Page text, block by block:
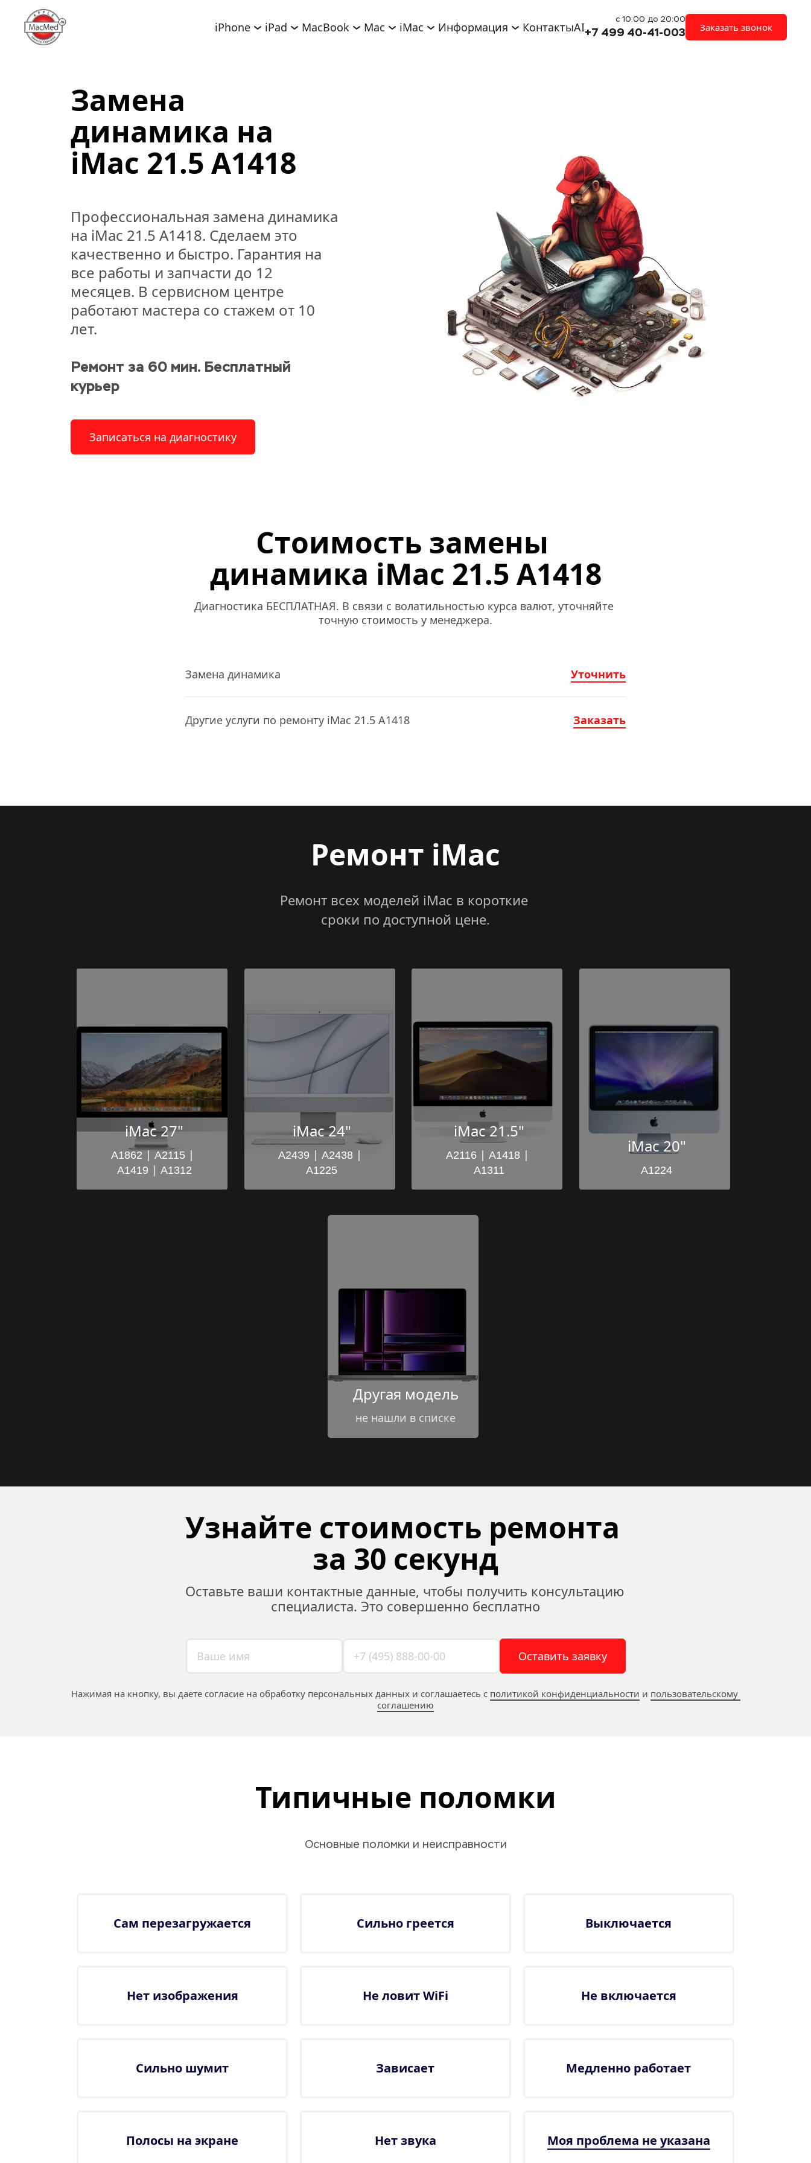
iPhone iPad MacBook Mac iMac Информация КонтактыAI
с 10:00 до 20:00
+7 499 40-41-003 Заказать звонок
Замена
динамика на
iMac 21.5 A1418
Профессиональная замена динамика
на iMac 21.5 A1418. Сделаем это
качественно и быстро. Гарантия на
все работы и запчасти до 12
месяцев. В сервисном центре
работают мастера со стажем от 10
лет.
Ремонт за 60 мин. Бесплатный
курьер
Записаться на диагностику
Стоимость замены
динамика iMac 21.5 A1418
Диагностика БЕСПЛАТНАЯ. В связи с волатильностью курса валют, уточняйте
точную стоимость у менеджера.
Замена динамика Уточнить
Другие услуги по ремонту iMac 21.5 A1418 Заказать
Ремонт iMac
Ремонт всех моделей iMac в короткие
сроки по доступной цене.
iMac 27"
A1862 | A2115
A1419 | A1312
iMac 24"
A2439 | A2438
A1225
iMac 21.5"
A2116 | A1418
A1311
iMac 20"
A1224
Другая модель
не нашли в списке
Узнайте стоимость ремонта
за 30 секунд
Оставьте ваши контактные данные, чтобы получить консультацию
специалиста. Это совершенно бесплатно
Оставить заявку
Нажимая на кнопку, вы даете согласие на обработку персональных данных и соглашаетесь c политикой конфиденциальности и пользовательскому
соглашению
Типичные поломки
Основные поломки и неисправности
Сам перезагружается Сильно греется Выключается
Нет изображения Не ловит WiFi Не включается
Сильно шумит Зависает Медленно работает
Полосы на экране Нет звука Моя проблема не указана